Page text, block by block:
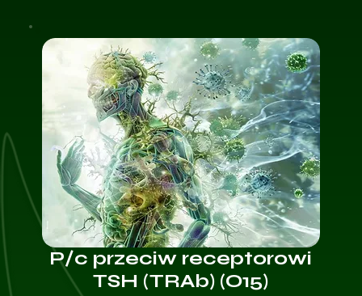
P/c przeciw receptorowi
TSH (TRAb) (O15)